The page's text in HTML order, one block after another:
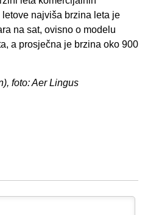
najviša brzina leta je
na sat, ovisno o modelu
a prosječna je brzina oko 900
foto: Aer Lingus